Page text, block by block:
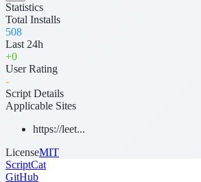
Statistics
Total Installs
508
Last 24h
+0
User Rating
-
Script Details
Applicable Sites
https://leet...
LicenseMIT
ScriptCat
GitHub